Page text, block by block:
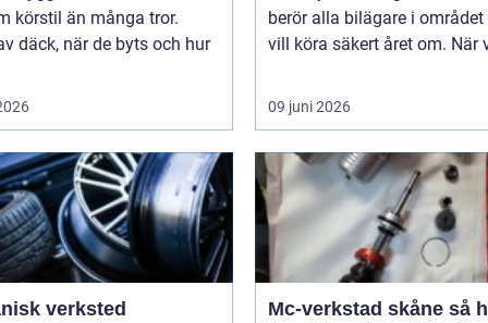
körstil än många tror.
däck, när de byts och hur
berör alla bilägare i
vill köra säkert året om. När
09 juni 2026
verksted
Mc-verkstad skåne så hittar